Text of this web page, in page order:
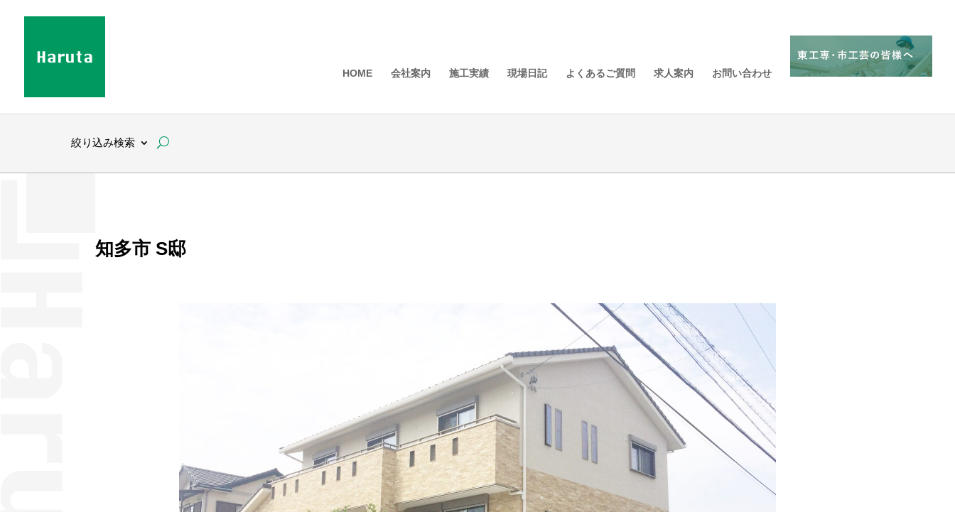
HOME 会社案内 施工実績 現場日記 よくあるご質問 求人案内 お問い合わせ
絞り込み検索
知多市 S邸